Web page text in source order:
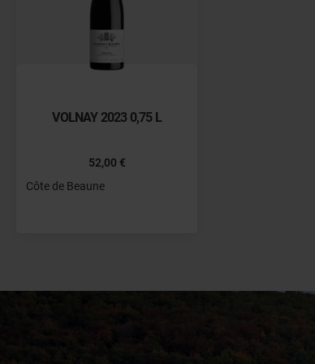
VOLNAY 2023 0,75 L
52,00 €
Côte de Beaune